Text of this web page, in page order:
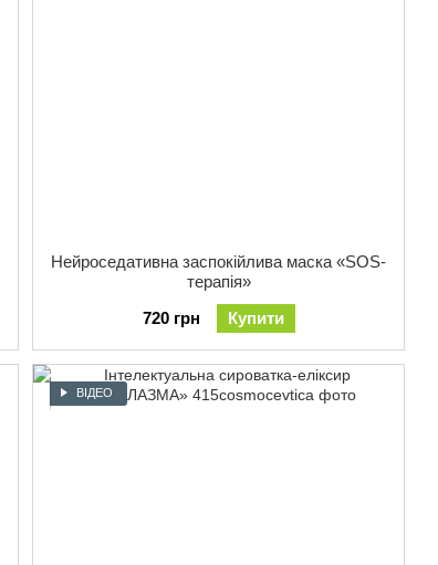
Нейроседативна заспокійлива маска «SOS-
терапія»
720 грн
Купити
ВІДЕО